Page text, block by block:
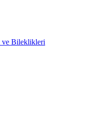
ve Bileklikleri